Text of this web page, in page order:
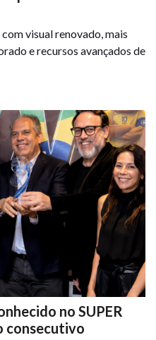
visual renovado, mais
e recursos avançados de
no SUPER
consecutivo